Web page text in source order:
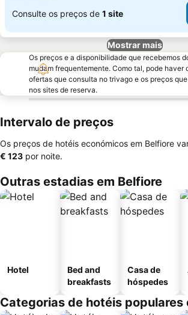
Consulte os preços de 1 site
Mostrar mais
Os preços e a disponibilidade que recebemos
mudam frequentemente. Como tal, pode haver
ofertas que consulta no trivago e os preços
nos sites de reserva.
Intervalo de preços
Os preços de hotéis económicos em Belfiore
‎€ 123 por noite.
Outras estadias em Belfiore
Hotel
Bed and
breakfasts
Casa de
hóspedes
Categorias de hotéis populares